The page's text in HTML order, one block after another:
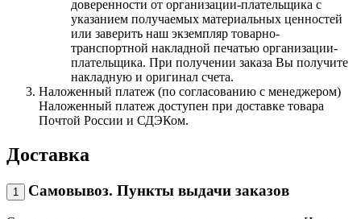
доверенности от организации-плательщика с
указанием получаемых материальных ценностей
или заверить наш экземпляр товарно-
транспортной накладной печатью организации-
плательщика. При получении заказа Вы получите
накладную и оригинал счета.
Наложенный платеж (по согласованию с менеджером)
Наложенный платеж доступен при доставке товара
Почтой России и СДЭКом.
Доставка
1 Самовывоз. Пункты выдачи заказов